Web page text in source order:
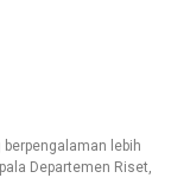
berpengalaman lebih
Departemen Riset,